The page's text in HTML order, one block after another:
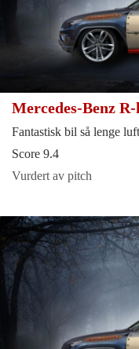
Mercedes-Benz
Fantastisk bil så lenge
Score 9.4
Vurdert av pitch